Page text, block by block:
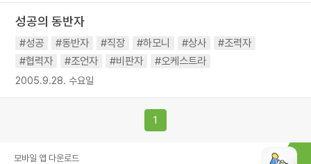
성공의 동반자
#성공 #동반자 #직장 #하모니 #상사
#조력자
#협력자
#조언자 #비판자 #오케스트라
2005.9.28. 수요일
1
모바일 앱 다운로드